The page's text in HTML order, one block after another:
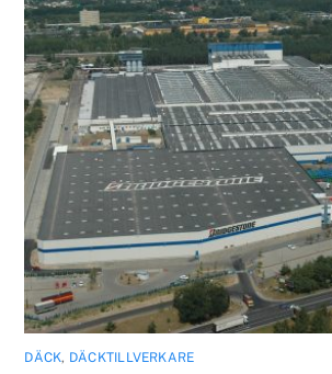
DÄCK, DÄCKTILLVERKARE